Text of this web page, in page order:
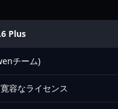
Plus
チーム)
容なライセンス